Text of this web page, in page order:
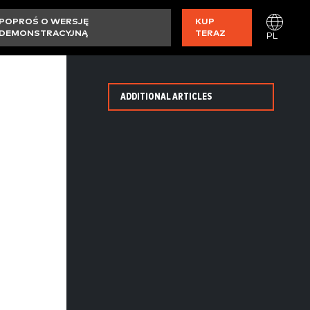
POPROŚ O WERSJĘ
DEMONSTRACYJNĄ
KUP
TERAZ
PL
ADDITIONAL ARTICLES